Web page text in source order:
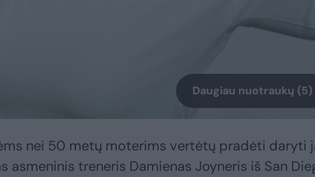
Daugiau nuotraukų (5)
nei 50 metų moterims vertėtų pradėti daryti
asmeninis treneris Damienas Joyneris iš San